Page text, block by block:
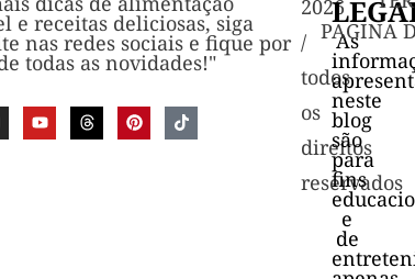
e receitas deliciosas, siga
nas redes sociais e fique por
todas as novidades!"
2026
/
todos
os
direitos
reservados
PAGINA
As
neste
blog
são
para
fins
e
de